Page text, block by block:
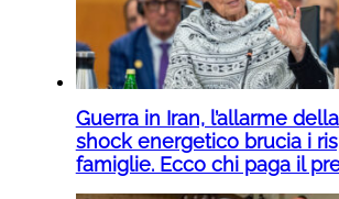
Guerra in Iran, l’allarme
shock energetico brucia i
famiglie. Ecco chi paga il